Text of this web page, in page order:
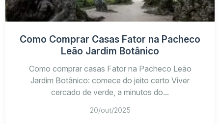
Como Comprar Casas Fator na Pacheco
Leão Jardim Botânico
Como comprar casas Fator na Pacheco Leão
Jardim Botânico: comece do jeito certo Viver
cercado de verde, a minutos do...
20/out/2025